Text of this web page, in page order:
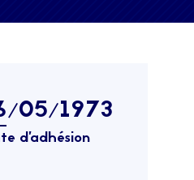
05/1973
d’adhésion